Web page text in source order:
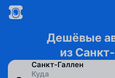
Дешёвые
из